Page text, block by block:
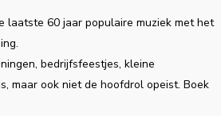
laatste 60 jaar populaire muziek met het
bedrijfsfeestjes, kleine
maar ook niet de hoofdrol opeist. Boek